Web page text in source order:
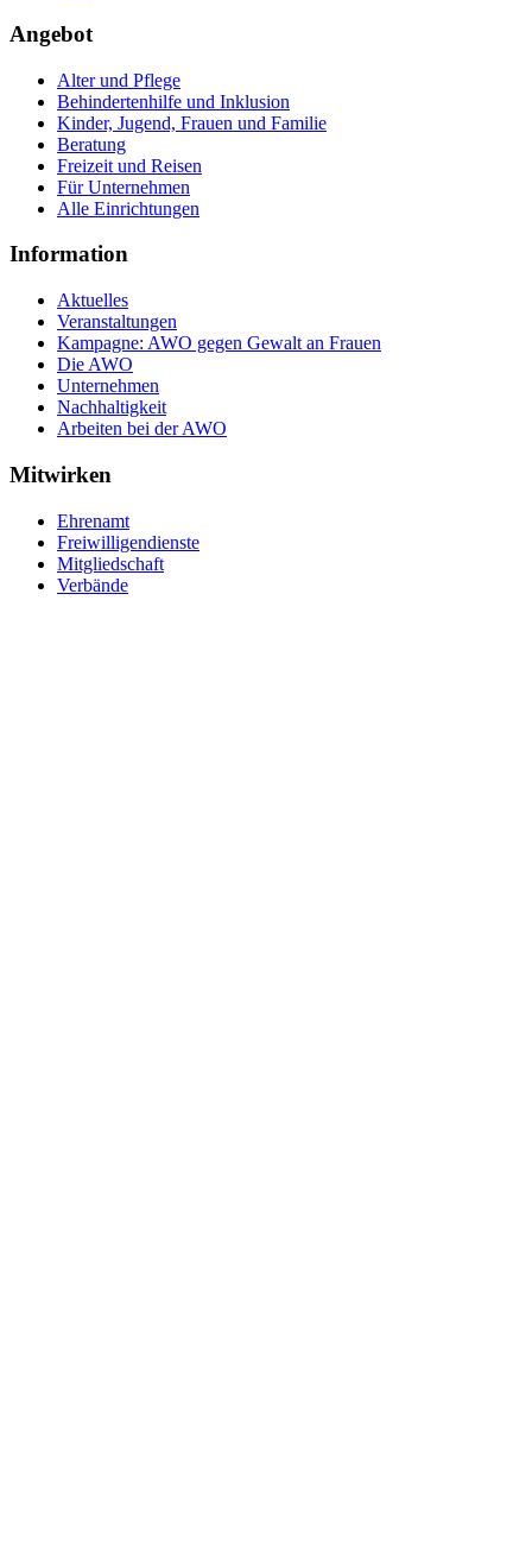
Angebot
Alter und Pflege
Behindertenhilfe und Inklusion
Kinder, Jugend, Frauen und Familie
Beratung
Freizeit und Reisen
Für Unternehmen
Alle Einrichtungen
Information
Aktuelles
Veranstaltungen
Kampagne: AWO gegen Gewalt an Frauen
Die AWO
Unternehmen
Nachhaltigkeit
Arbeiten bei der AWO
Mitwirken
Ehrenamt
Freiwilligendienste
Mitgliedschaft
Verbände